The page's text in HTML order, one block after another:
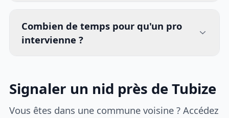
Combien de temps pour qu'un pro
intervienne ?
Signaler un nid près de Tubize
Vous êtes dans une commune voisine ? Accédez